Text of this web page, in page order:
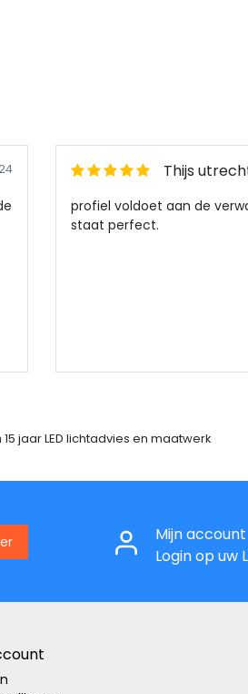
Thijs
profiel voldoet aan de
staat perfect.
15 jaar LED lichtadvies en maatwerk
Mijn account
Login op uw